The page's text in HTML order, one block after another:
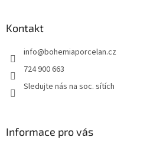
Kontakt
info@bohemiaporcelan.cz
724 900 663
Sledujte nás na soc. sítích
Informace pro vás